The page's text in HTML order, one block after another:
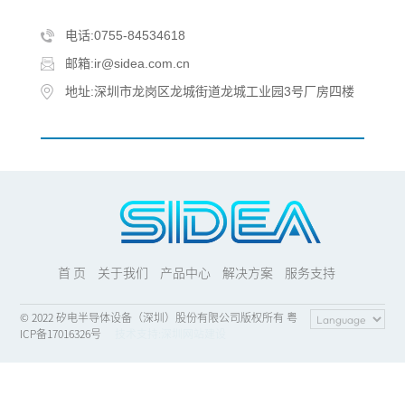
电话:0755-84534618
邮箱:ir@sidea.com.cn
地址:深圳市龙岗区龙城街道龙城工业园3号厂房四楼
首 页 关于我们 产品中心 解决方案 服务支持
© 2022 矽电半导体设备（深圳）股份有限公司版权所有 粤
ICP备17016326号